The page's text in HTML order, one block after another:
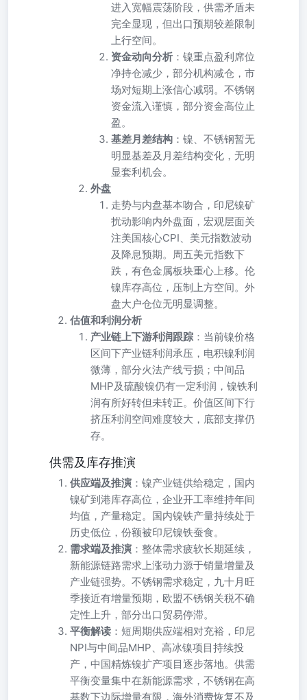
进入宽幅震荡阶段，供需矛盾未
完全显现，但出口预期较差限制
上行空间。
资金动向分析 ：镍重点盈利席位
净持仓减少，部分机构减仓，市
场对短期上涨信心减弱。不锈钢
资金流入谨慎，部分资金高位止
盈。
基差月差结构 ：镍、不锈钢暂无
明显基差及月差结构变化，无明
显套利机会。
外盘
走势与内盘基本吻合，印尼镍矿
扰动影响内外盘面，宏观层面关
注美国核心CPI、美元指数波动
及降息预期。周五美元指数下
跌，有色金属板块重心上移。伦
镍库存高位，压制上方空间。外
盘大户仓位无明显调整。
估值和利润分析
产业链上下游利润跟踪 ：当前镍价格
区间下产业链利润承压，电积镍利润
微薄，部分火法产线亏损；中间品
MHP及硫酸镍仍有一定利润，镍铁利
润有所好转但未转正。价值区间下行
挤压利润空间难度较大，底部支撑仍
存。
供需及库存推演
供应端及推演 ：镍产业链供给稳定，国内
镍矿到港库存高位，企业开工率维持年间
均值，产量稳定。国内镍铁产量持续处于
历史低位，份额被印尼镍铁蚕食。
需求端及推演 ：整体需求疲软长期延续，
新能源链路需求上涨动力源于销量增量及
产业链强势。不锈钢需求稳定，九十月旺
季接近有增量预期，欧盟不锈钢关税不确
定性上升，部分出口贸易停滞。
平衡解读 ：短周期供应端相对充裕，印尼
NPI与中间品MHP、高冰镍项目持续投
产，中国精炼镍扩产项目逐步落地。供需
平衡变量集中在新能源需求，不锈钢在高
基数下边际增量有限，海外消费恢复不及